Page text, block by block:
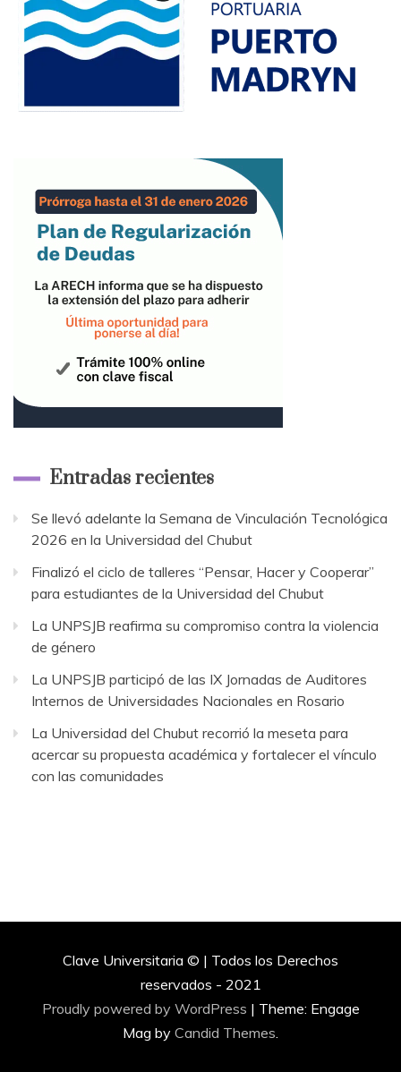
Entradas recientes
Se llevó adelante la Semana de Vinculación Tecnológica
2026 en la Universidad del Chubut
Finalizó el ciclo de talleres “Pensar, Hacer y Cooperar”
para estudiantes de la Universidad del Chubut
La UNPSJB reafirma su compromiso contra la violencia
de género
La UNPSJB participó de las IX Jornadas de Auditores
Internos de Universidades Nacionales en Rosario
La Universidad del Chubut recorrió la meseta para
acercar su propuesta académica y fortalecer el vínculo
con las comunidades
Clave Universitaria © | Todos los Derechos
reservados - 2021
Proudly powered by WordPress | Theme: Engage
Mag by Candid Themes.